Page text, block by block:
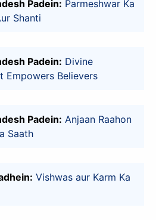
Padein: Parmeshwar Ka
Shanti
Padein: Divine
Empowers Believers
Padein: Anjaan Raahon
Saath
Vishwas aur Karm Ka
for new India